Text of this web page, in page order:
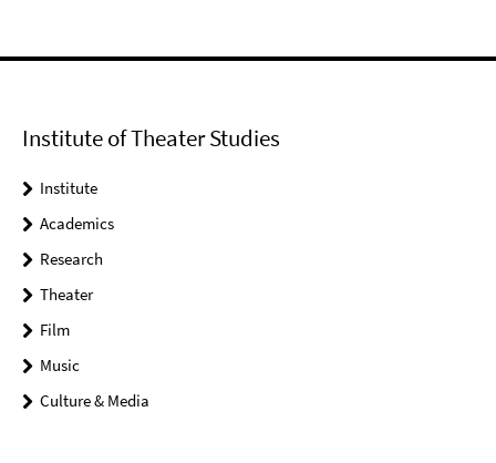
Institute of Theater Studies
Institute
Academics
Research
Theater
Film
Music
Culture & Media